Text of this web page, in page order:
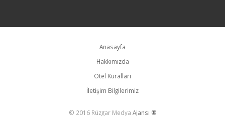
Anasayfa
Hakkımızda
Otel Kuralları
İletişim Bilgilerimiz
© 2016 Rüzgar Medya Ajansı ®